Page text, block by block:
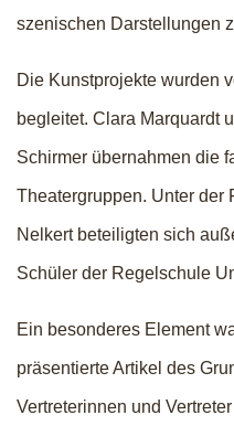
szenischen Darstellungen
Die Kunstprojekte wurden
begleitet. Clara Marquardt
Schirmer übernahmen die
Theatergruppen. Unter der
Nelkert beteiligten sich
Schüler der Regelschule
Ein besonderes Element
präsentierte Artikel des
Vertreterinnen und